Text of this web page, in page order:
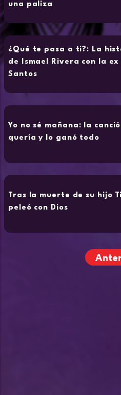
una paliza
¿Qué te pasa a ti?: La
de Ismael Rivera con la ex
Santos
Yo no sé mañana: la
quería y lo ganó todo
Tras la muerte de su hijo
peleó con Dios